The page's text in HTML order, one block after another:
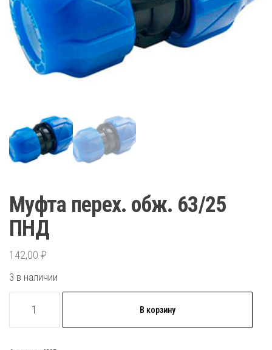
Муфта перех. обж. 63/25
ПНД
142,00 ₽
3 в наличии
товара
В корзину